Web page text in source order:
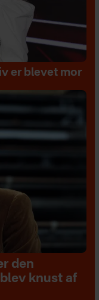
er blevet mor
den
knust af